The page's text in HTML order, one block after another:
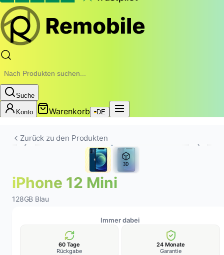
Suche
Konto Warenkorb DE
Zurück zu den Produkten
3D
iPhone 12 Mini
128GB Blau
Immer dabei
60 Tage
Rückgabe
24 Monate
Garantie